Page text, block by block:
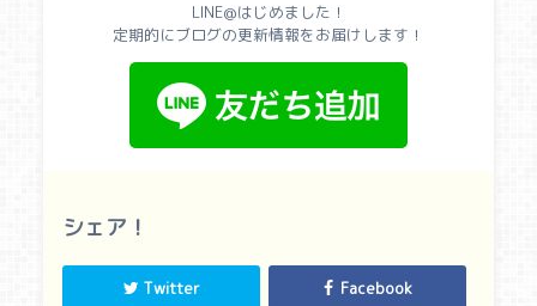
LINE@はじめました！
定期的にブログの更新情報をお届けします！
シェア！
Twitter Facebook